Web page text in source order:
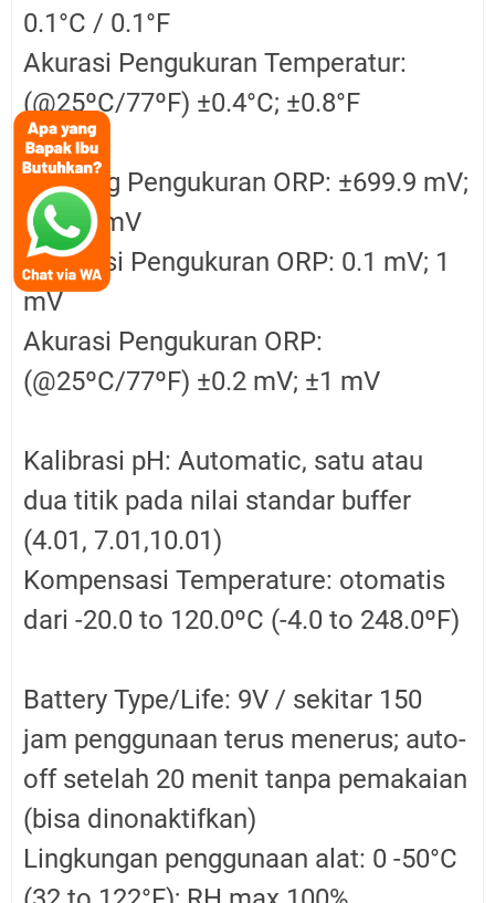
0.1°C / 0.1°F
Akurasi Pengukuran Temperatur:
(@25ºC/77ºF) ±0.4°C; ±0.8°F
Rentang Pengukuran ORP: ±699.9 mV;
±1999 mV
Resolusi Pengukuran ORP: 0.1 mV; 1
mV
Akurasi Pengukuran ORP:
(@25ºC/77ºF) ±0.2 mV; ±1 mV
Kalibrasi pH: Automatic, satu atau
dua titik pada nilai standar buffer
(4.01, 7.01,10.01)
Kompensasi Temperature: otomatis
dari -20.0 to 120.0ºC (-4.0 to 248.0ºF)
Battery Type/Life: 9V / sekitar 150
jam penggunaan terus menerus; auto-
off setelah 20 menit tanpa pemakaian
(bisa dinonaktifkan)
Lingkungan penggunaan alat: 0 -50°C